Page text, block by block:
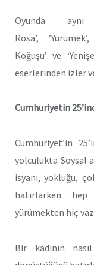
Oyunda aynı
Rosa’,
Koğuşu’ ve
eserlerinden izler
Cumhuriyetin
Cumhuriyet’in
yolculukta Soysal
isyanı, yokluğu,
hatırlarken hep
yürümekten hiç
Bir kadının